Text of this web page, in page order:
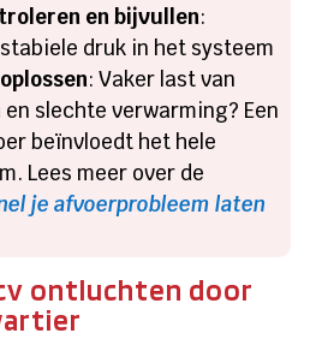
en bijvullen:
druk in het systeem
: Vaker last van
slechte verwarming? Een
beïnvloedt het hele
Lees meer over de
je afvoerprobleem laten
ontluchten door